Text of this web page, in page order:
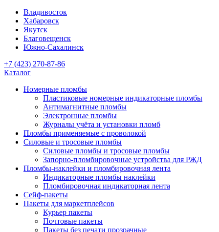
Владивосток
Хабаровск
Якутск
Благовещенск
Южно-Сахалинск
+7 (423) 270-87-86
Каталог
Номерные пломбы
Пластиковые номерные индикаторные пломбы
Антимагнитные пломбы
Электронные пломбы
Журналы учёта и установки пломб
Пломбы применяемые с проволокой
Силовые и тросовые пломбы
Силовые пломбы и тросовые пломбы
Запорно-пломбировочные устройства для РЖД
Пломбы-наклейки и пломбировочная лента
Индикаторные пломбы наклейки
Пломбировочная индикаторная лента
Сейф-пакеты
Пакеты для маркетплейсов
Курьер пакеты
Почтовые пакеты
Пакеты без печати прозрачные